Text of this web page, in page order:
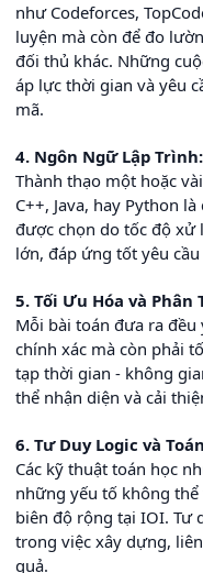
như Codeforces,
luyện mà còn để đo
đối thủ khác. Những
áp lực thời gian và yêu
mã.
4. Ngôn Ngữ Lập Trình:
Thành thạo một hoặc
C++, Java, hay Python
được chọn do tốc độ xử
lớn, đáp ứng tốt yêu
5. Tối Ưu Hóa và Phân
Mỗi bài toán đưa ra
chính xác mà còn phải
tạp thời gian - không
thể nhận diện và cải
6. Tư Duy Logic và
Các kỹ thuật toán học
những yếu tố không
biên độ rộng tại IOI. Tư
trong việc xây dựng,
quả.